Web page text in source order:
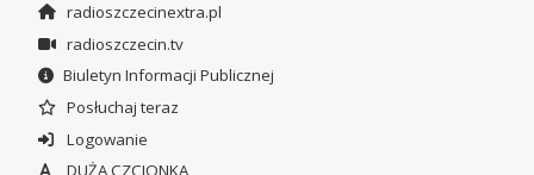
radioszczecinextra.pl
radioszczecin.tv
Biuletyn Informacji Publicznej
Posłuchaj teraz
Logowanie
DUŻA CZCIONKA